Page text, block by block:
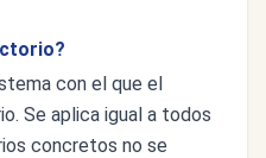
con el que el
Se aplica igual a todos
concretos no se